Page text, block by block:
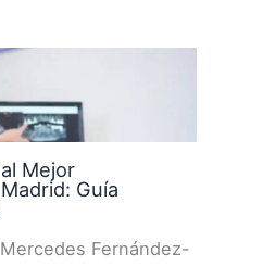
Mejor
Guía
Fernández-